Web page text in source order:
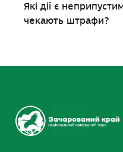
Які дії є
чекають штрафи?